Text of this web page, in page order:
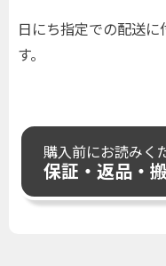
日にち指定での配送
す。
購入前にお読みく
保証・返品・